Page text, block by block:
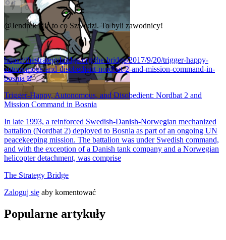
0
@JendrekNie to co Szwedzi. To byli zawodnicy!
https://thestrategybridge.org/the-bridge/2017/9/20/trigger-happy-
autonomous-and-disobedient-nordbat-2-and-mission-command-in-
bosnia
Trigger-Happy, Autonomous, and Disobedient: Nordbat 2 and
Mission Command in Bosnia
In late 1993, a reinforced Swedish-Danish-Norwegian mechanized
battalion (Nordbat 2) deployed to Bosnia as part of an ongoing UN
peacekeeping mission. The battalion was under Swedish command,
and with the exception of a Danish tank company and a Norwegian
helicopter detachment, was comprise
The Strategy Bridge
Zaloguj się aby komentować
Popularne artykuły